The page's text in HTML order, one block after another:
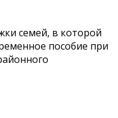
семей, в которой
пособие при